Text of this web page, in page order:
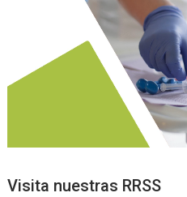
Visita nuestras RRSS